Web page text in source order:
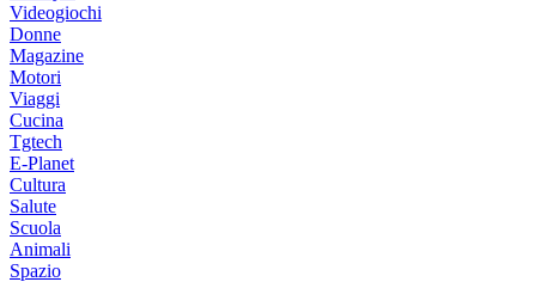
Videogiochi
Donne
Magazine
Motori
Viaggi
Cucina
Tgtech
E-Planet
Cultura
Salute
Scuola
Animali
Spazio